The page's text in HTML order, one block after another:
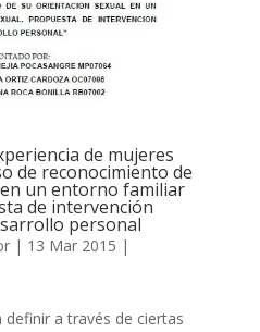
de mujeres
de reconocimiento de
un entorno familiar
de intervención
personal
| 13 Mar 2015 |
definir a través de ciertas